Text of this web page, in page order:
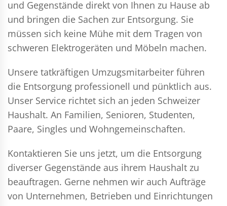
und Gegenstände direkt von Ihnen zu Hause ab
und bringen die Sachen zur Entsorgung. Sie
müssen sich keine Mühe mit dem Tragen von
schweren Elektrogeräten und Möbeln machen.
Unsere tatkräftigen Umzugsmitarbeiter führen
die Entsorgung professionell und pünktlich aus.
Unser Service richtet sich an jeden Schweizer
Haushalt. An Familien, Senioren, Studenten,
Paare, Singles und Wohngemeinschaften.
Kontaktieren Sie uns jetzt, um die Entsorgung
diverser Gegenstände aus ihrem Haushalt zu
beauftragen. Gerne nehmen wir auch Aufträge
von Unternehmen, Betrieben und Einrichtungen